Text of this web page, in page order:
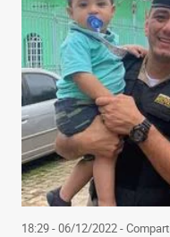
18:29 - 06/12/2022-